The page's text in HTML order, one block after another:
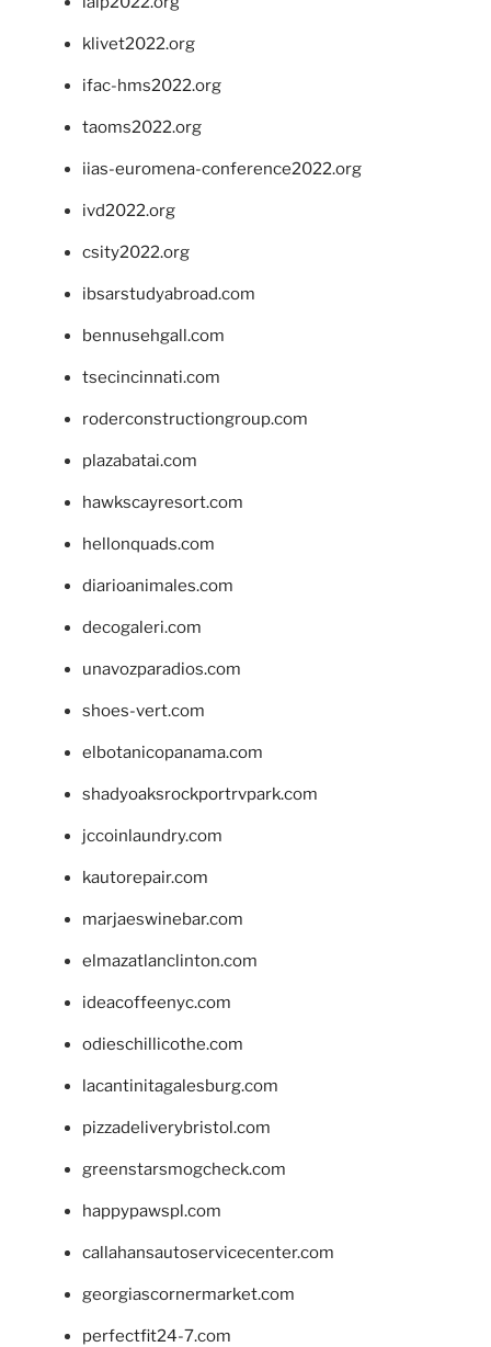
klivet2022.org
ifac-hms2022.org
taoms2022.org
iias-euromena-conference2022.org
ivd2022.org
csity2022.org
ibsarstudyabroad.com
bennusehgall.com
tsecincinnati.com
roderconstructiongroup.com
plazabatai.com
hawkscayresort.com
hellonquads.com
diarioanimales.com
decogaleri.com
unavozparadios.com
shoes-vert.com
elbotanicopanama.com
shadyoaksrockportrvpark.com
jccoinlaundry.com
kautorepair.com
marjaeswinebar.com
elmazatlanclinton.com
ideacoffeenyc.com
odieschillicothe.com
lacantinitagalesburg.com
pizzadeliverybristol.com
greenstarsmogcheck.com
happypawspl.com
callahansautoservicecenter.com
georgiascornermarket.com
perfectfit24-7.com